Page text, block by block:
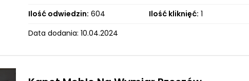
Ilość odwiedzin: 604 Ilość kliknięć: 1
Data dodania: 10.04.2024